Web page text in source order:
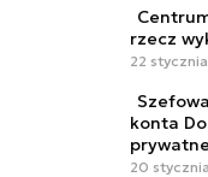
rzecz
22
konta
20